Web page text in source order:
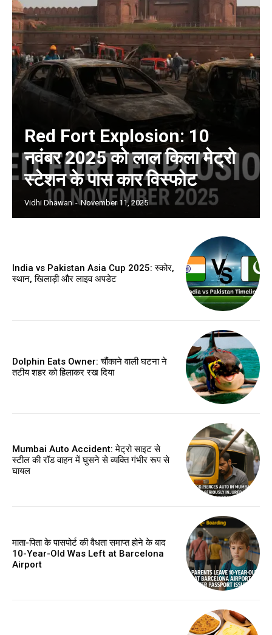
Red Fort Explosion: 10
नवंबर 2025 को लाल किला मेट्रो
स्टेशन के पास कार विस्फोट
Vidhi Dhawan - November 11, 2025
India vs Pakistan Asia Cup 2025: स्कोर,
स्थान, खिलाड़ी और लाइव अपडेट
Dolphin Eats Owner: चौंकाने वाली घटना ने
तटीय शहर को हिलाकर रख दिया
Mumbai Auto Accident: मेट्रो साइट से
स्टील की रॉड वाहन में घुसने से व्यक्ति गंभीर रूप से
घायल
माता-पिता के पासपोर्ट की वैधता समाप्त होने के बाद
10-Year-Old Was Left at Barcelona
Airport